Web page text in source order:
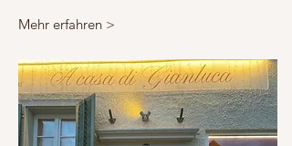
Mehr erfahren >